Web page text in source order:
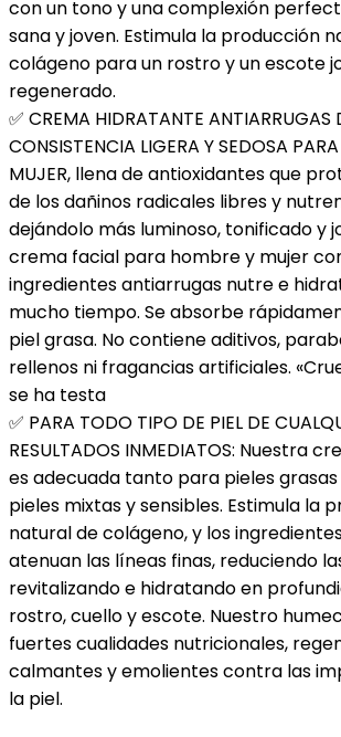
con un tono y una complexión
sana y joven. Estimula la producción
colágeno para un rostro y un escote
regenerado.
✅ CREMA HIDRATANTE ANTIARRUGAS
CONSISTENCIA LIGERA Y SEDOSA
MUJER, llena de antioxidantes que
de los dañinos radicales libres y
dejándolo más luminoso, tonificado y
crema facial para hombre y mujer
ingredientes antiarrugas nutre e
mucho tiempo. Se absorbe
piel grasa. No contiene aditivos,
rellenos ni fragancias artificiales.
se ha testa
✅ PARA TODO TIPO DE PIEL DE
RESULTADOS INMEDIATOS: Nuestra
es adecuada tanto para pieles
pieles mixtas y sensibles. Estimula la
natural de colágeno, y los
atenuan las líneas finas, reduciendo
revitalizando e hidratando en
rostro, cuello y escote. Nuestro
fuertes cualidades nutricionales,
calmantes y emolientes contra las
la piel.